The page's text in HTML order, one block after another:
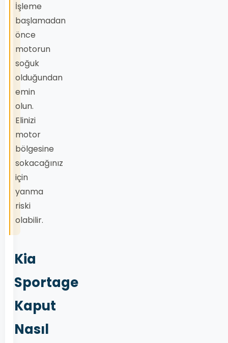
İşleme
başlamadan
önce
motorun
soğuk
olduğundan
emin
olun.
Elinizi
motor
bölgesine
sokacağınız
için
yanma
riski
olabilir.
Kia
Sportage
Kaput
Nasıl